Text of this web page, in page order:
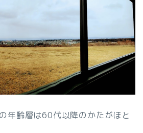
年齢層は60代以降のかたがほと